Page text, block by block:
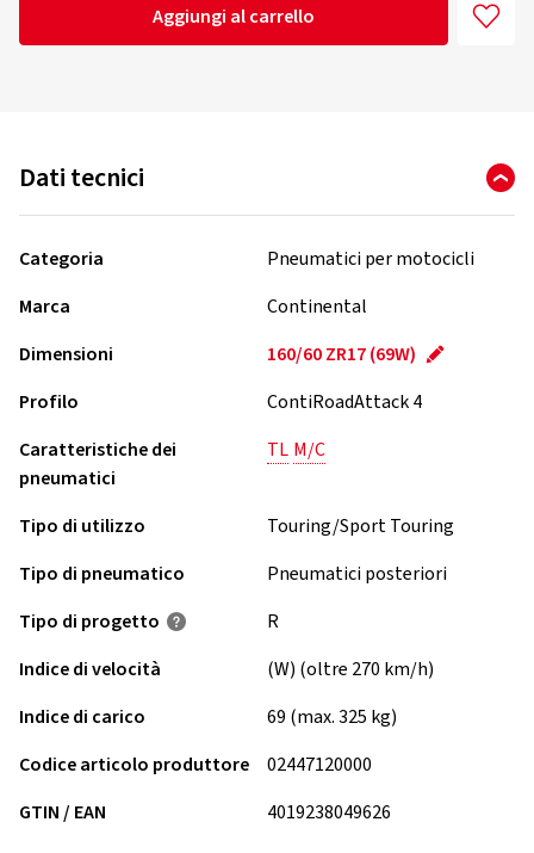
Aggiungi al carrello
Dati tecnici
Categoria
Pneumatici per motocicli
Marca
Continental
Dimensioni
160/60 ZR17 (69W)
Profilo
ContiRoadAttack 4
Caratteristiche dei
pneumatici
TL M/C
Tipo di utilizzo
Touring/Sport Touring
Tipo di pneumatico
Pneumatici posteriori
Tipo di progetto
R
Indice di velocità
(W) (oltre 270 km/h)
Indice di carico
69 (max. 325 kg)
Codice articolo produttore
02447120000
GTIN / EAN
4019238049626